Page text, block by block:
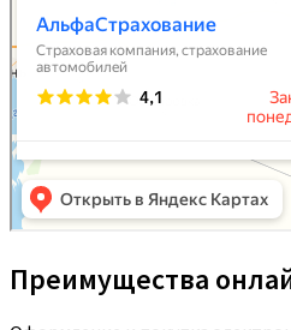
Преимущества